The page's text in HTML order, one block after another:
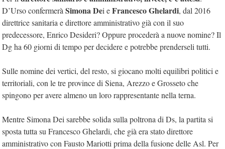
D’Urso confermerà Simona Dei eFrancesco Ghelardi, dal 2016
direttrice sanitaria e direttore amministrativo già con il suo
predecessore, Enrico Desideri? Oppure procederà a nuove nomine? Il
Dg ha 60 giorni di tempo per decidere e potrebbe prenderseli tutti.
Sulle nomine dei vertici, del resto, si giocano molti equilibri politici e
territoriali, con le tre province di Siena, Arezzo e Grosseto che
spingono per avere almeno un loro rappresentante nella terna.
Mentre Simona Dei sarebbe solida sulla poltrona di Ds, la partita si
sposta tutta su Francesco Ghelardi, che già era stato direttore
amministrativo con Fausto Mariotti prima della fusione delle Asl. Per